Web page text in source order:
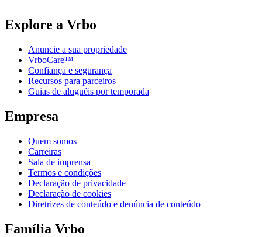
Explore a Vrbo
Anuncie a sua propriedade
VrboCare™
Confiança e segurança
Recursos para parceiros
Guias de aluguéis por temporada
Empresa
Quem somos
Carreiras
Sala de imprensa
Termos e condições
Declaração de privacidade
Declaração de cookies
Diretrizes de conteúdo e denúncia de conteúdo
Família Vrbo